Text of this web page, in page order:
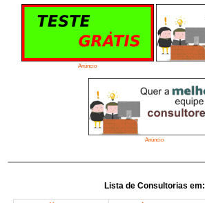
Anúncio
Anúncio
Lista de Consultorias em: